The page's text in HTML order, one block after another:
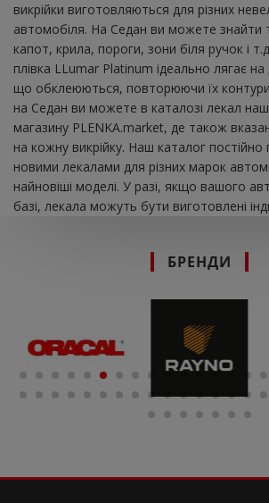
викрійки виготовляються для різних
автомобіля. На Седан ви можете знайти
капот, крила, пороги, зони біля ручок і
плівка LLumar Platinum ідеально лягає
що обклеюються, повторюючи їх
на Седан ви можете в каталозі лекал
магазину PLENKA.market, де також
на кожну викрійку. Наш каталог
новими лекалами для різних марок
найновіші моделі. У разі, якщо вашого
базі, лекала можуть бути виготовлені
БРЕНДИ